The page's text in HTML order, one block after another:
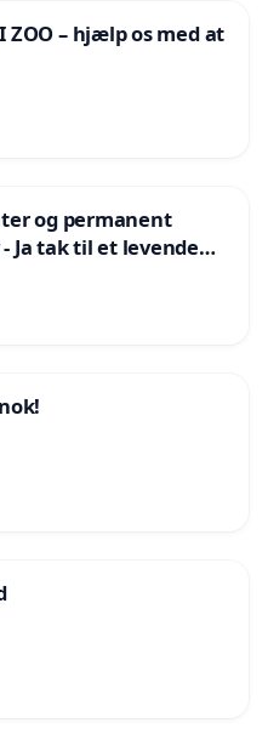
ZOO – hjælp os med at
og permanent
Ja tak til et levende